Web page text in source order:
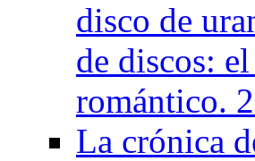
disco de
de discos:
romántico.
La crónica